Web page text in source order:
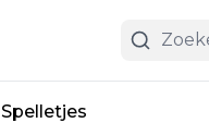
Spelletjes